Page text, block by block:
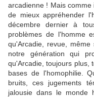
arcadienne ! Mais
de mieux appréhender
décembre dernier à
problèmes de l'homme
qu'Arcadie, revue,
notre génération qui
qu'Arcadie, toujours plus,
bases de l'homophilie.
bruits, ces jugements
jalousie dans le monde